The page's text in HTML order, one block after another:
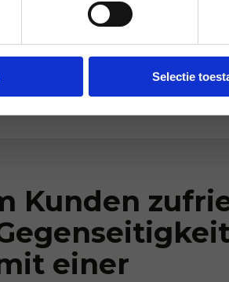
Selectie
Machen Sie es
wenn möglich.
Kunden
einer